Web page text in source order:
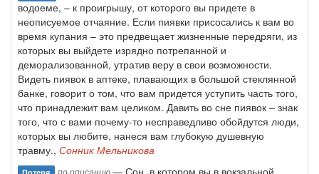
водоеме, – к проигрышу, от которого вы придете в
неописуемое отчаяние. Если пиявки присосались к вам во
время купания – это предвещает жизненные передряги, из
которых вы выйдете изрядно потрепанной и
деморализованной, утратив веру в свои возможности.
Видеть пиявок в аптеке, плавающих в большой стеклянной
банке, говорит о том, что вам придется уступить часть того,
что принадлежит вам целиком. Давить во сне пиявок – знак
того, что с вами почему-то несправедливо обойдутся люди,
которых вы любите, нанеся вам глубокую душевную
травму., Сонник Мельникова
по описанию— Сон, в котором вы в вокзальной